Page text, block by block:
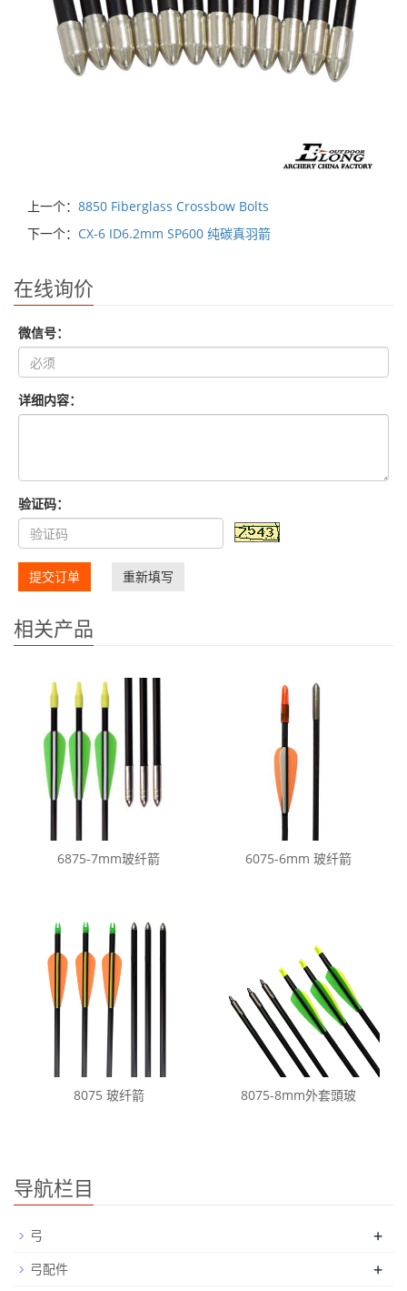
上一个： 8850 Fiberglass Crossbow Bolts
下一个： CX-6 ID6.2mm SP600 纯碳真羽箭
在线询价
微信号：
详细内容：
验证码：
提交订单 重新填写
相关产品
6875-7mm玻纤箭 6075-6mm 玻纤箭
8075 玻纤箭 8075-8mm外套頭玻
导航栏目
弓 +
弓配件 +